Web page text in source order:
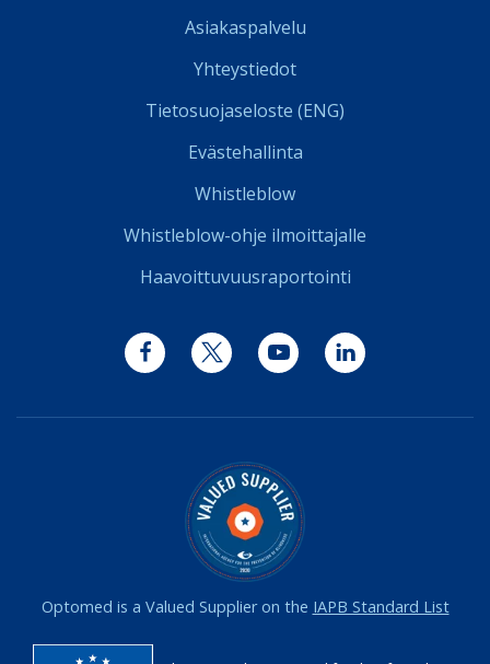
Asiakaspalvelu
Yhteystiedot
Tietosuojaseloste (ENG)
Evästehallinta
Whistleblow
Whistleblow-ohje ilmoittajalle
Haavoittuvuusraportointi
FacebookTwitter YouTube LinkedIn
Optomed is a Valued Supplier on the IAPB Standard List